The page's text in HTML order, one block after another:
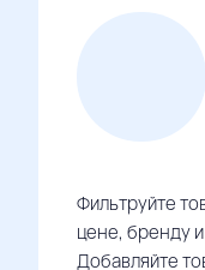
Фильтруйте
цене, бренду
Добавляйте